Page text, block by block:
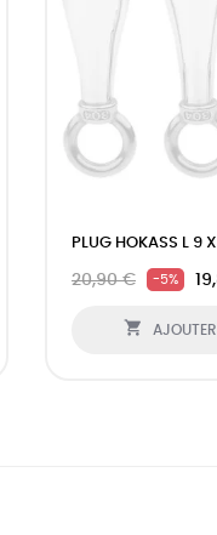
PLUG HOKASS L 9
20,90 € -5%
